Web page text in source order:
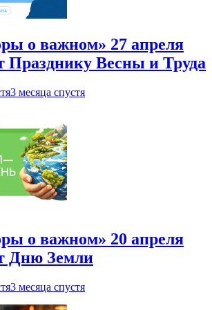
о важном» 27 апреля
Празднику Весны и Труда
3 месяца спустя
о важном» 20 апреля
Дню Земли
3 месяца спустя